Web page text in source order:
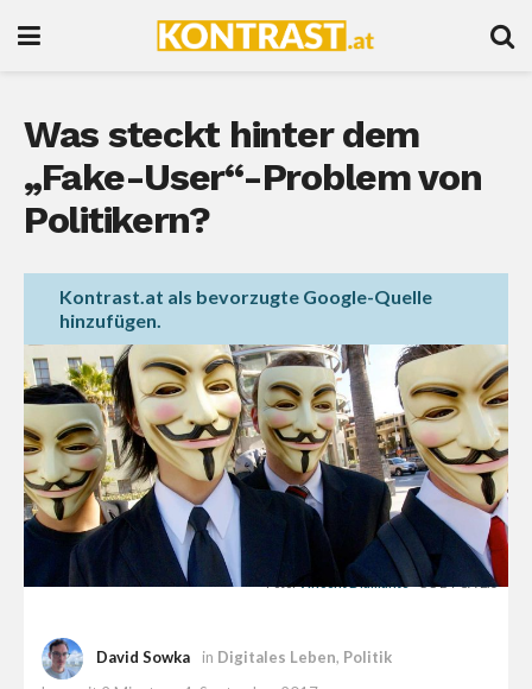
Was steckt hinter dem
„Fake-User“-Problem von
Politikern?
Kontrast.at als bevorzugte Google-Quelle
hinzufügen.
Foto: Vincent Diamante - CC BY-SA 2.0
David Sowka in Digitales Leben, Politik